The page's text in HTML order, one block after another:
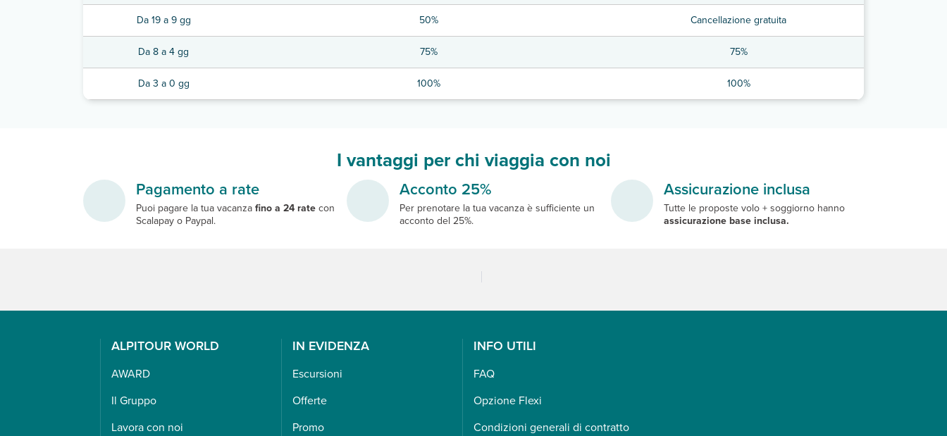
Da 19 a 9 gg 50% Cancellazione gratuita
Da 8 a 4 gg 75% 75%
Da 3 a 0 gg 100% 100%
I vantaggi per chi viaggia con noi
Pagamento a rate
Puoi pagare la tua vacanzafino a 24 ratecon
Scalapay o Paypal.
Acconto 25%
Per prenotare la tua vacanza è sufficiente un
acconto del 25%.
Assicurazione inclusa
Tutte le proposte volo + soggiorno hanno
assicurazione base inclusa.
ALPITOUR WORLD
AWARD
Il Gruppo
Lavora con noi
IN EVIDENZA
Escursioni
Offerte
Promo
INFO UTILI
FAQ
Opzione Flexi
Condizioni generali di contratto